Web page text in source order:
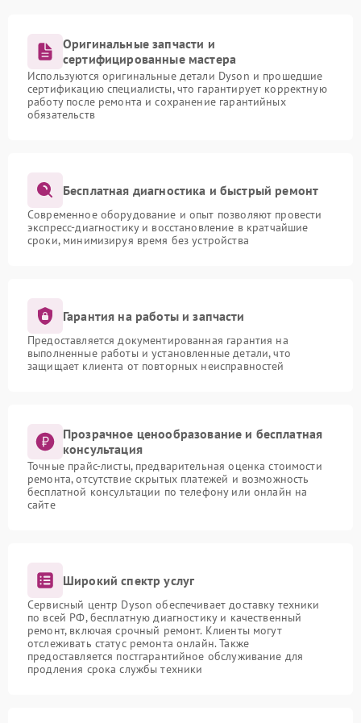
Оригинальные запчасти и
сертифицированные мастера
Используются оригинальные детали Dyson и прошедшие
сертификацию специалисты, что гарантирует корректную
работу после ремонта и сохранение гарантийных
обязательств
Бесплатная диагностика и быстрый ремонт
Современное оборудование и опыт позволяют провести
экспресс-диагностику и восстановление в кратчайшие
сроки, минимизируя время без устройства
Гарантия на работы и запчасти
Предоставляется документированная гарантия на
выполненные работы и установленные детали, что
защищает клиента от повторных неисправностей
Прозрачное ценообразование и бесплатная
консультация
Точные прайс-листы, предварительная оценка стоимости
ремонта, отсутствие скрытых платежей и возможность
бесплатной консультации по телефону или онлайн на
сайте
Широкий спектр услуг
Сервисный центр Dyson обеспечивает доставку техники
по всей РФ, бесплатную диагностику и качественный
ремонт, включая срочный ремонт. Клиенты могут
отслеживать статус ремонта онлайн. Также
предоставляется постгарантийное обслуживание для
продления срока службы техники